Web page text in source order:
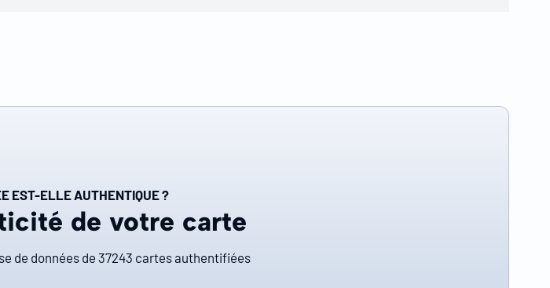
EST-ELLE AUTHENTIQUE ?
de votre carte
de données de 37243 cartes authentifiées